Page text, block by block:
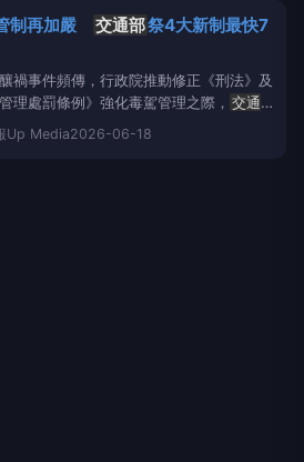
地方政府管理的快速道路，則依各地方政
制再加嚴 交通部祭4大新制最快7
禍事件頻傳，行政院推動修正《刑法》及
理處罰條例》強化毒駕管理之際， 交通
日）也預告修正「道路交通安全規則」部
照、換照到持照管理全面加嚴管制，推出
Up Media2026-06-18